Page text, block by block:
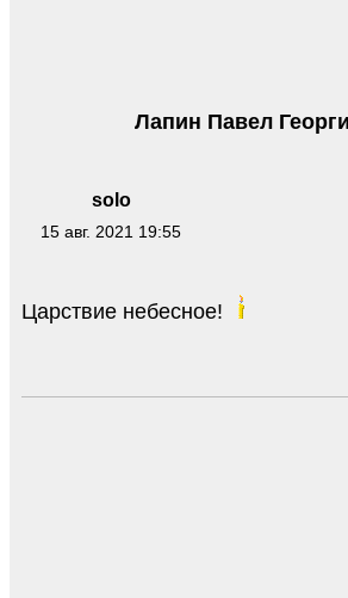
solo
15 авг. 2021 19:55
Лапин Павел
Царствие небесное!